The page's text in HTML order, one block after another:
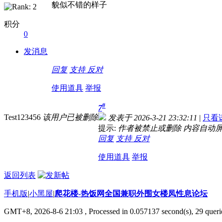
积分
0
发消息
貌似不错的样子
回复 支持 反对
使用道具 举报
Test123456 该用户已被删除
7#
发表于 2026-3-21 23:32:11 | 只看
提示: 作者被禁止或删除 内容自动
回复 支持 反对
使用道具 举报
返回列表
手机版|小黑屋|爬花楼-热饭网全国兼职外围女楼凤性息论坛
GMT+8, 2026-8-6 21:03 , Processed in 0.057137 second(s), 29